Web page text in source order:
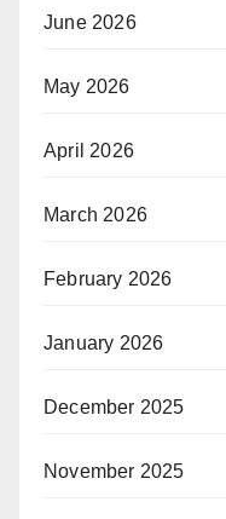
June 2026
May 2026
April 2026
March 2026
February 2026
January 2026
December 2025
November 2025